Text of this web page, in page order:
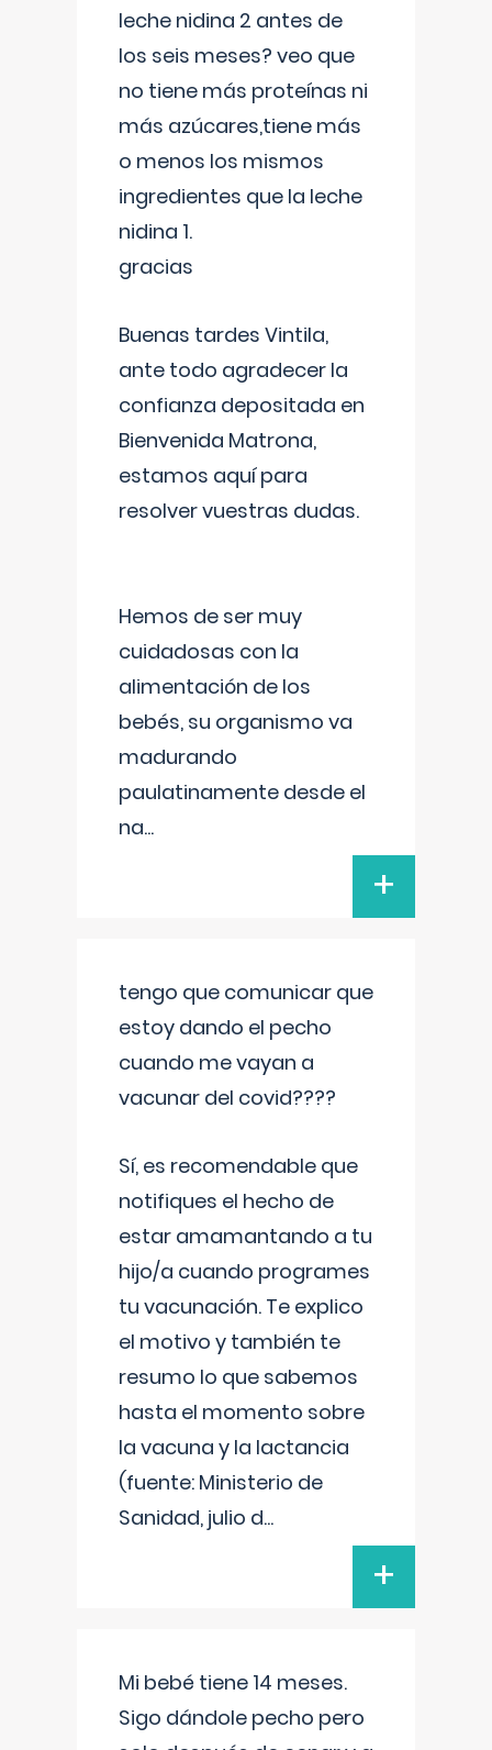
leche nidina 2 antes de
los seis meses? veo que
no tiene más proteínas ni
más azúcares,tiene más
o menos los mismos
ingredientes que la leche
nidina 1.
gracias
Buenas tardes Vintila,
ante todo agradecer la
confianza depositada en
Bienvenida Matrona,
estamos aquí para
resolver vuestras dudas.
Hemos de ser muy
cuidadosas con la
alimentación de los
bebés, su organismo va
madurando
paulatinamente desde el
na...
+
tengo que comunicar que
estoy dando el pecho
cuando me vayan a
vacunar del covid????
Sí, es recomendable que
notifiques el hecho de
estar amamantando a tu
hijo/a cuando programes
tu vacunación. Te explico
el motivo y también te
resumo lo que sabemos
hasta el momento sobre
la vacuna y la lactancia
(fuente: Ministerio de
Sanidad, julio d...
+
Mi bebé tiene 14 meses.
Sigo dándole pecho pero